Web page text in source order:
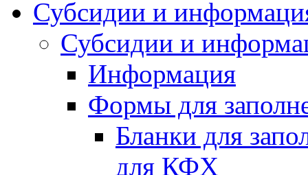
Субсидии и
Субсидии и
Информация
Формы для
Бланки для
для КФХ